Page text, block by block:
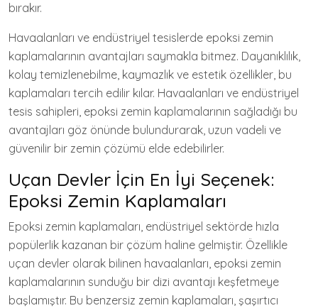
bırakır.
Havaalanları ve endüstriyel tesislerde epoksi zemin
kaplamalarının avantajları saymakla bitmez. Dayanıklılık,
kolay temizlenebilme, kaymazlık ve estetik özellikler, bu
kaplamaları tercih edilir kılar. Havaalanları ve endüstriyel
tesis sahipleri, epoksi zemin kaplamalarının sağladığı bu
avantajları göz önünde bulundurarak, uzun vadeli ve
güvenilir bir zemin çözümü elde edebilirler.
Uçan Devler İçin En İyi Seçenek:
Epoksi Zemin Kaplamaları
Epoksi zemin kaplamaları, endüstriyel sektörde hızla
popülerlik kazanan bir çözüm haline gelmiştir. Özellikle
uçan devler olarak bilinen havaalanları, epoksi zemin
kaplamalarının sunduğu bir dizi avantajı keşfetmeye
başlamıştır. Bu benzersiz zemin kaplamaları, şaşırtıcı